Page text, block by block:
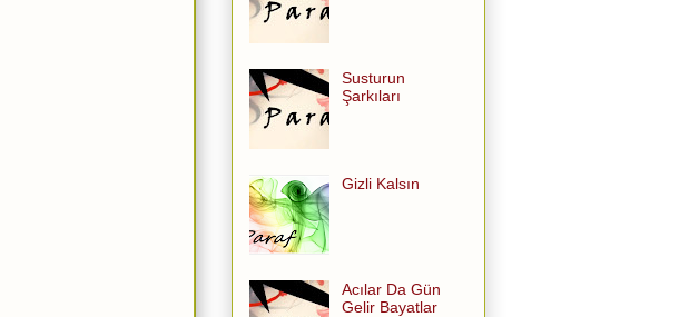
Susturun
Şarkıları
Gizli Kalsın
Acılar Da Gün
Gelir Bayatlar